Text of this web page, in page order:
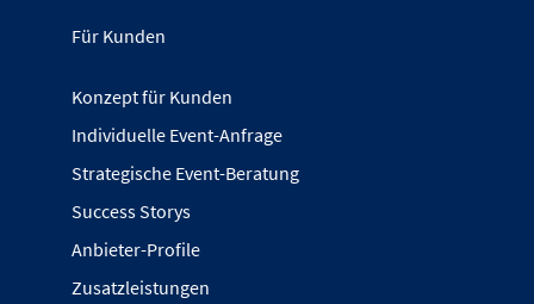
Für Kunden
Konzept für Kunden
Individuelle Event-Anfrage
Strategische Event-Beratung
Success Storys
Anbieter-Profile
Zusatzleistungen